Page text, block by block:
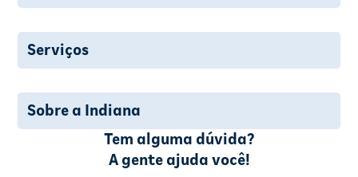
Serviços
Sobre a Indiana
Tem alguma dúvida?
A gente ajuda você!